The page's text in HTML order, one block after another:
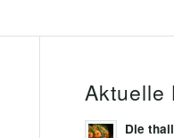
Aktuelle
Die